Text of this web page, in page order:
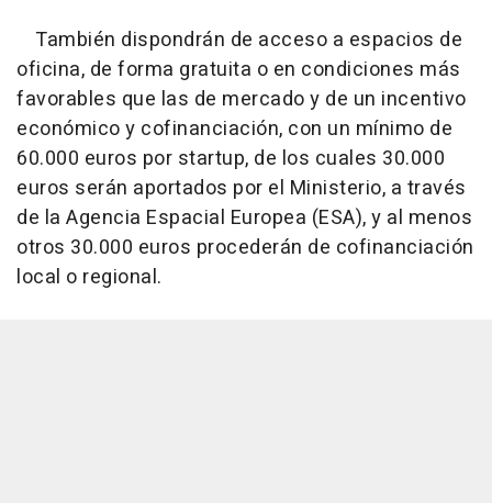
También dispondrán de acceso a espacios de
oficina, de forma gratuita o en condiciones más
favorables que las de mercado y de un incentivo
económico y cofinanciación, con un mínimo de
60.000 euros por startup, de los cuales 30.000
euros serán aportados por el Ministerio, a través
de la Agencia Espacial Europea (ESA), y al menos
otros 30.000 euros procederán de cofinanciación
local o regional.